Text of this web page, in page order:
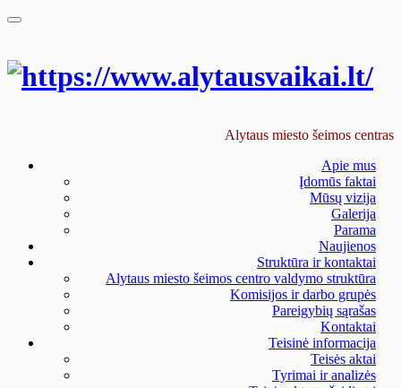
Alytaus miesto šeimos centras
Apie mus
Įdomūs faktai
Mūsų vizija
Galerija
Parama
Naujienos
Struktūra ir kontaktai
Alytaus miesto šeimos centro valdymo struktūra
Komisijos ir darbo grupės
Pareigybių sąrašas
Kontaktai
Teisinė informacija
Teisės aktai
Tyrimai ir analizės